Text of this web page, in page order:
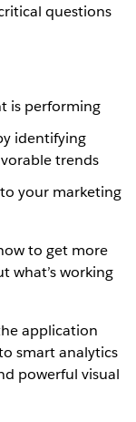
questions
is performing
identifying
trends
your marketing
to get more
what’s working
application
smart analytics
powerful visual